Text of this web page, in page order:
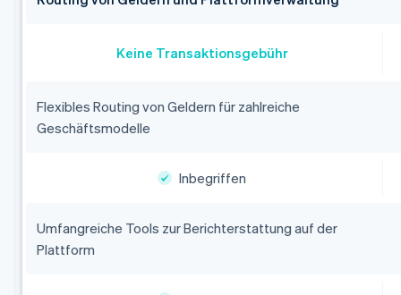
Keine Transaktionsgebühr
Flexibles Routing von Geldern für zahlreiche
Geschäftsmodelle
Inbegriffen
Umfangreiche Tools zur Berichterstattung auf der
Plattform